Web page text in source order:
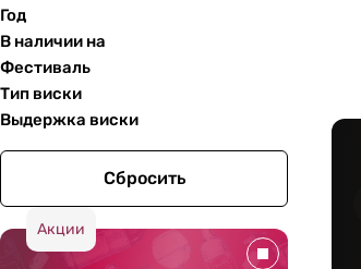
Год
В наличии на
Фестиваль
Тип виски
Выдержка виски
Сбросить
Акции